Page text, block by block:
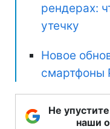
рендерах:
утечку
Новое
смартфоны
Не
наши